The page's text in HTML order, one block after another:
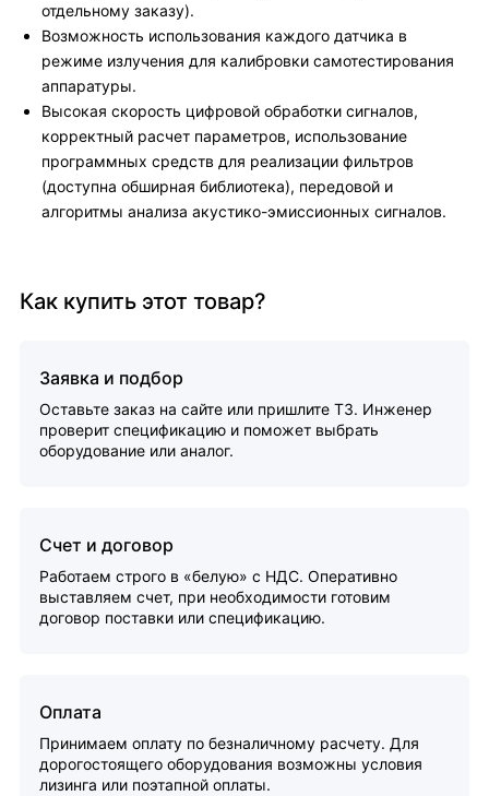
отдельному заказу).
Возможность использования каждого датчика в
режиме излучения для калибровки самотестирования
аппаратуры.
Высокая скорость цифровой обработки сигналов,
корректный расчет параметров, использование
программных средств для реализации фильтров
(доступна обширная библиотека), передовой и
алгоритмы анализа акустико-эмиссионных сигналов.
Как купить этот товар?
Заявка и подбор
Оставьте заказ на сайте или пришлите ТЗ. Инженер
проверит спецификацию и поможет выбрать
оборудование или аналог.
Счет и договор
Работаем строго в «белую» с НДС. Оперативно
выставляем счет, при необходимости готовим
договор поставки или спецификацию.
Оплата
Принимаем оплату по безналичному расчету. Для
дорогостоящего оборудования возможны условия
лизинга или поэтапной оплаты.